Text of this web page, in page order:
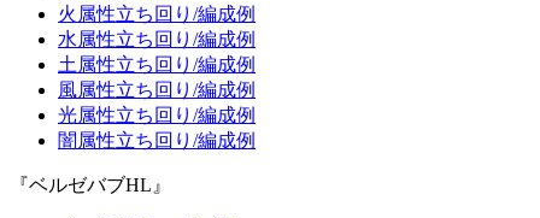
火属性立ち回り/編成例
水属性立ち回り/編成例
土属性立ち回り/編成例
風属性立ち回り/編成例
光属性立ち回り/編成例
闇属性立ち回り/編成例
『ベルゼバブHL』